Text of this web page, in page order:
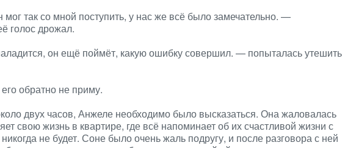
так со мной поступить, у нас же всё было замечательно. —
голос дрожал.
он ещё поймёт, какую ошибку совершил. — попыталась утешить
обратно не приму.
двух часов, Анжеле необходимо было высказаться. Она жаловалась
свою жизнь в квартире, где всё напоминает об их счастливой жизни с
не будет. Соне было очень жаль подругу, и после разговора с ней